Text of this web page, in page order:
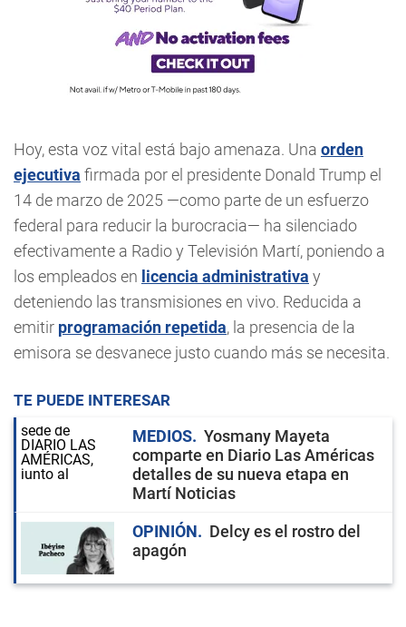
Hoy, esta voz vital está bajo amenaza. Una orden
ejecutiva firmada por el presidente Donald Trump el
14 de marzo de 2025 —como parte de un esfuerzo
federal para reducir la burocracia— ha silenciado
efectivamente a Radio y Televisión Martí, poniendo a
los empleados en licencia administrativa y
deteniendo las transmisiones en vivo. Reducida a
emitir programación repetida, la presencia de la
emisora se desvanece justo cuando más se necesita.
TE PUEDE INTERESAR
MEDIOS
Yosmany Mayeta
comparte en Diario Las Américas
detalles de su nueva etapa en
Martí Noticias
OPINIÓN
Delcy es el rostro del
apagón